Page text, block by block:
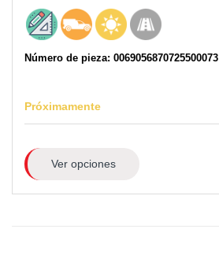
Número de pieza: 0069056870725500073
Próximamente
Ver opciones